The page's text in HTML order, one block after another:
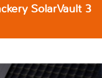
SolarVault 3